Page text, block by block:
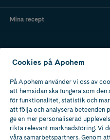
Mina recept
Ladda ner vår app
Apotek med tillstånd
av Läkemedelsverket
Cookies på Apohem
På Apohem använder vi oss av
att hemsidan ska fungera som
för funktionalitet, statistik och
att följa och analysera beteenden
ge en mer personaliserad
rikta relevant marknadsföring. Vi
våra samarbetspartners. Genom